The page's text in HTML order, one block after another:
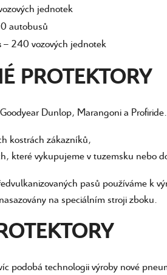
jednotek
autobusů
– 240 vozových jednotek
PROTEKTORY
Dunlop, Marangoni a
kostrách zákazníků,
které vykupujeme v tuzemsku nebo
pasů používáme k
na speciálním stroji zboku.
podobá technologii výroby nové